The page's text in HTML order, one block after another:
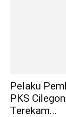
Pelaku
PKS
Terekam...